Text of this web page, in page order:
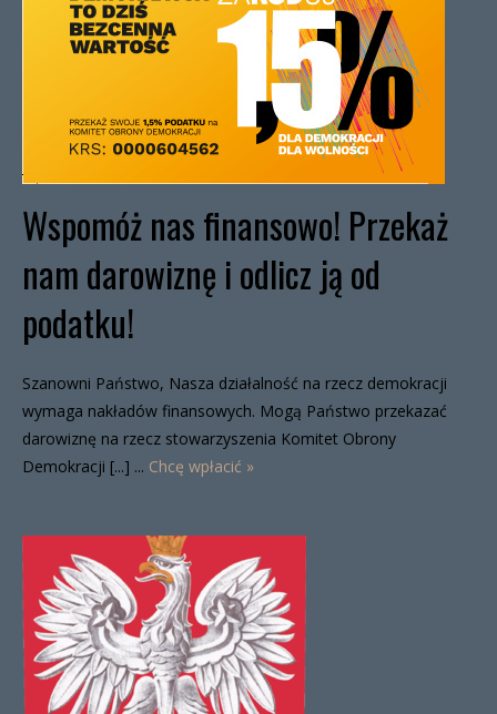
Wspomóż nas finansowo! Przekaż
nam darowiznę i odlicz ją od
podatku!
Szanowni Państwo, Nasza działalność na rzecz demokracji
wymaga nakładów finansowych. Mogą Państwo przekazać
darowiznę na rzecz stowarzyszenia Komitet Obrony
Demokracji [...] ... Chcę wpłacić »